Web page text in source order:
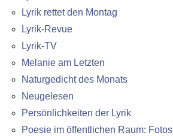
Lyrik rettet den Montag
Lyrik-Revue
Lyrik-TV
Melanie am Letzten
Naturgedicht des Monats
Neugelesen
Persönlichkeiten der Lyrik
Poesie im öffentlichen Raum: Fotos